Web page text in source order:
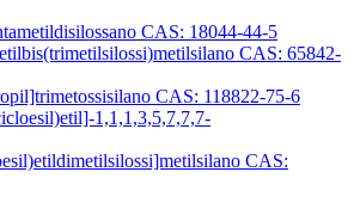
CAS: 18044-44-5
CAS: 65842-
CAS: 118822-75-6
1,1,1,3,5,7,7,7-
CAS: